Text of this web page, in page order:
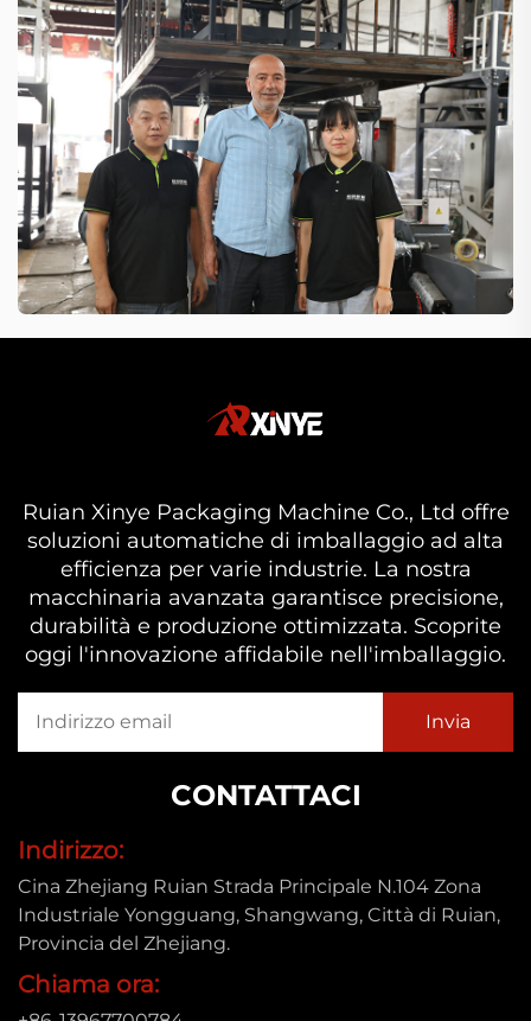
Ruian Xinye Packaging Machine Co., Ltd offre
soluzioni automatiche di imballaggio ad alta
efficienza per varie industrie. La nostra
macchinaria avanzata garantisce precisione,
durabilità e produzione ottimizzata. Scoprite
oggi l'innovazione affidabile nell'imballaggio.
CONTATTACI
Indirizzo:
Cina Zhejiang Ruian Strada Principale N.104 Zona
Industriale Yongguang, Shangwang, Città di Ruian,
Provincia del Zhejiang.
Chiama ora: